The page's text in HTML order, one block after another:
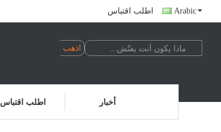
اطلب اقتباس Arabic
اطلب اقتباس أخبار